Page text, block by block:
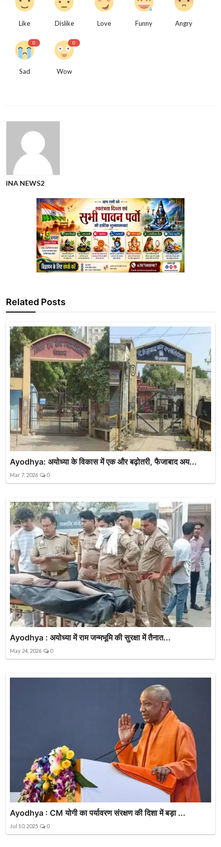
Like Dislike Love Funny Angry
0
Sad
0
Wow
INA NEWS2
Related Posts
Ayodhya: अयोध्या के विकास में एक और बढ़ोतरी, फैजाबाद अय...
Mar 7, 2026 0
Ayodhya : अयोध्या में राम जन्मभूमि की सुरक्षा में तैनात...
May 24, 2026 0
Ayodhya : CM योगी का पर्यावरण संरक्षण की दिशा में बड़ा ...
Jul 10, 2025 0